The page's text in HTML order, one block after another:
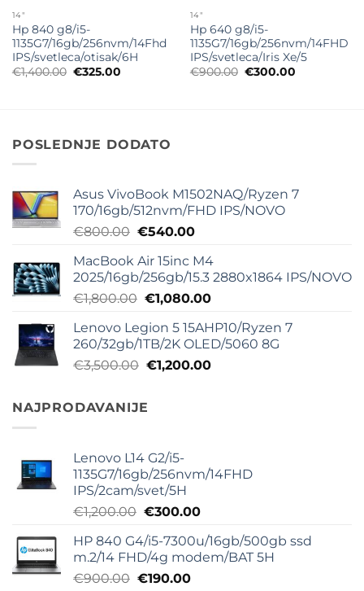
14"
Hp 840 g8/i5-
1135G7/16gb/256nvm/14Fhd
IPS/svetleca/otisak/6H
€1,400.00 Originalna
€325.00Trenutna
14"
Hp 640 g8/i5-
1135G7/16gb/256nvm/14FHD
IPS/svetleca/Iris Xe/5
€900.00 Originalna
€300.00Trenutna
POSLEDNJE DODATO
Asus VivoBook M1502NAQ/Ryzen 7
170/16gb/512nvm/FHD IPS/NOVO
€800.00 Originalna
je
bila:
€800.00.
€540.00Trenutna
je:
€540.00.
MacBook Air 15inc M4
2025/16gb/256gb/15.3 2880x1864 IPS/NOVO
€1,800.00 Originalna
je
bila:
€1,800.00.
€1,080.00Trenutna
je:
€1,080.00.
Lenovo Legion 5 15AHP10/Ryzen 7
260/32gb/1TB/2K OLED/5060 8G
€3,500.00 Originalna
je
bila:
€1,200.00Trenutna
NAJPRODAVANIJE
Lenovo L14 G2/i5-
1135G7/16gb/256nvm/14FHD
IPS/2cam/svet/5H
€1,200.00 Originalna
je
bila:
€1,200.00.
€300.00Trenutna
je:
€300.00.
HP 840 G4/i5-7300u/16gb/500gb ssd
m.2/14 FHD/4g modem/BAT 5H
€900.00 Originalna
€190.00Trenutna